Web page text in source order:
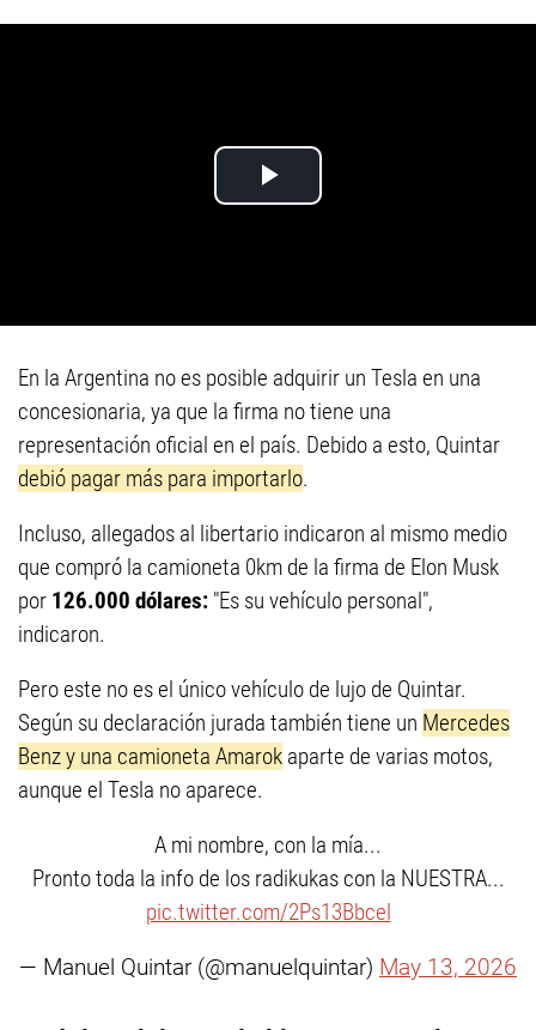
En la Argentina no es posible adquirir un Tesla en una
concesionaria, ya que la firma no tiene una
representación oficial en el país. Debido a esto, Quintar
debió pagar más para importarlo.
Incluso, allegados al libertario indicaron al mismo medio
que compró la camioneta 0km de la firma de Elon Musk
por 126.000 dólares: "Es su vehículo personal",
indicaron.
Pero este no es el único vehículo de lujo de Quintar.
Según su declaración jurada también tiene un Mercedes
Benz y una camioneta Amarok aparte de varias motos,
aunque el Tesla no aparece.
A mi nombre, con la mía...
Pronto toda la info de los radikukas con la NUESTRA...
pic.twitter.com/2Ps13Bbcel
— Manuel Quintar (@manuelquintar) May 13, 2026